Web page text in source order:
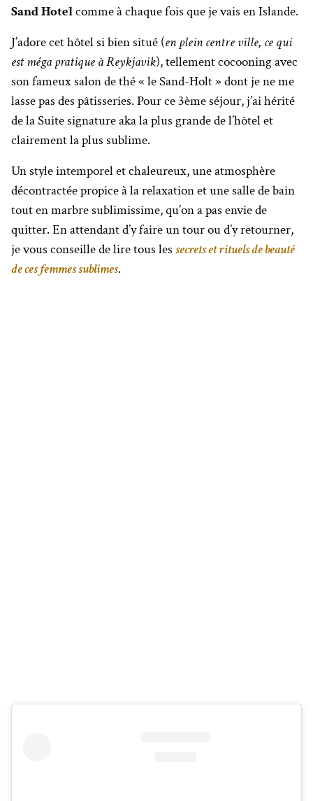
Sand Hotelcomme à chaque fois que je vais en Islande.
J’adore cet hôtel si bien situé (en plein centre ville, ce qui
est méga pratique à Reykjavik), tellement cocooning avec
son fameux salon de thé « le Sand-Holt » dont je ne me
lasse pas des pâtisseries. Pour ce 3ème séjour, j’ai hérité
de la Suite signature aka la plus grande de l’hôtel et
clairement la plus sublime.
Un style intemporel et chaleureux, une atmosphère
décontractée propice à la relaxation et une salle de bain
tout en marbre sublimissime, qu’on a pas envie de
quitter. En attendant d’y faire un tour ou d’y retourner,
je vous conseille de lire tous les secrets et rituels de beauté
de ces femmes sublimes.